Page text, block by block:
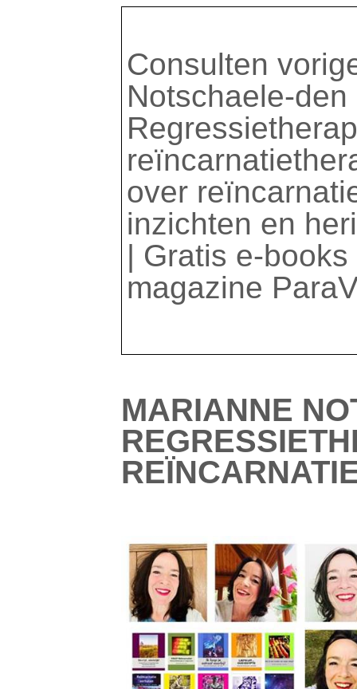
Consulten
Notschaele-
over
inzichten en
| Gratis e-
magazine
MARIANNE